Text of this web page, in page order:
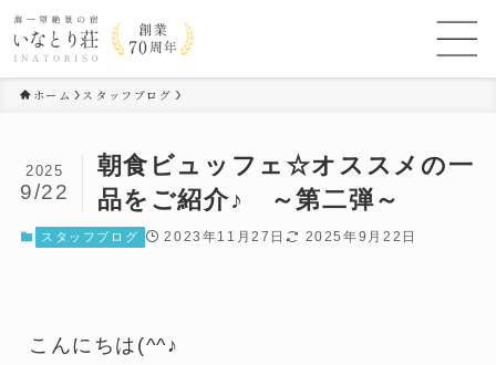
ホーム スタッフブログ
朝食ビュッフェ☆オススメの一
品をご紹介♪ ～第二弾～
2025
9/22
スタッフブログ 2023年11月27日 2025年9月22日
こんにちは(^^♪